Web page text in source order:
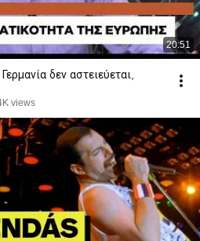
20:51
δεν αστειεύεται,
views